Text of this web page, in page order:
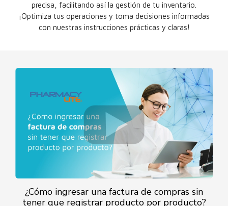
precisa, facilitando así la gestión de tu inventario.
¡Optimiza tus operaciones y toma decisiones informadas
con nuestras instrucciones prácticas y claras!
¿Cómo ingresar una factura de compras sin
tener que registrar producto por producto?